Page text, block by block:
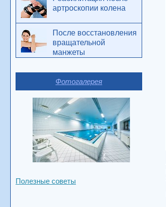
артроскопии колена
После восстановления
вращательной
манжеты
Фотогалерея
Полезные советы